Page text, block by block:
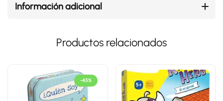
Información adicional
Productos relacionados
-45%